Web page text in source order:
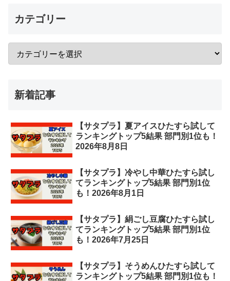
カテゴリー
新着記事
【サタプラ】夏アイスひたすら試して
ランキングトップ5結果 部門別1位も！
2026年8月8日
【サタプラ】冷やし中華ひたすら試し
てランキングトップ5結果 部門別1位
も！2026年8月1日
【サタプラ】絹ごし豆腐ひたすら試し
てランキングトップ5結果 部門別1位
も！2026年7月25日
【サタプラ】そうめんひたすら試して
ランキングトップ5結果 部門別1位も！